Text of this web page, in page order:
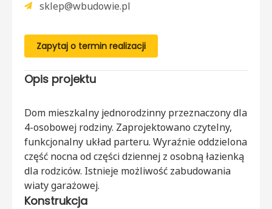
sklep@wbudowie.pl
Zapytaj o termin realizacji
Opis projektu
Dom mieszkalny jednorodzinny przeznaczony dla
4-osobowej rodziny. Zaprojektowano czytelny,
funkcjonalny układ parteru. Wyraźnie oddzielona
część nocna od części dziennej z osobną łazienką
dla rodziców. Istnieje możliwość zabudowania
wiaty garażowej.
Konstrukcja